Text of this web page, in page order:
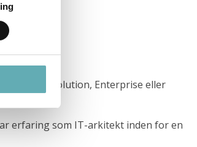
enten Solution, Enterprise eller
erfaring som IT-arkitekt inden for en